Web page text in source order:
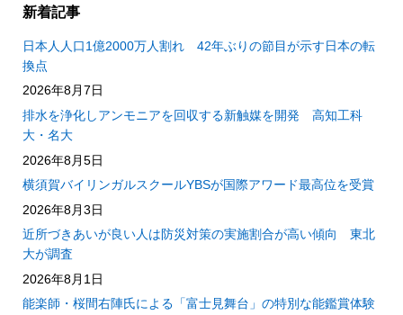
新着記事
日本人人口1億2000万人割れ 42年ぶりの節目が示す日本の転
換点
2026年8月7日
排水を浄化しアンモニアを回収する新触媒を開発 高知工科
大・名大
2026年8月5日
横須賀バイリンガルスクールYBSが国際アワード最高位を受賞
2026年8月3日
近所づきあいが良い人は防災対策の実施割合が高い傾向 東北
大が調査
2026年8月1日
能楽師・桜間右陣氏による「富士見舞台」の特別な能鑑賞体験